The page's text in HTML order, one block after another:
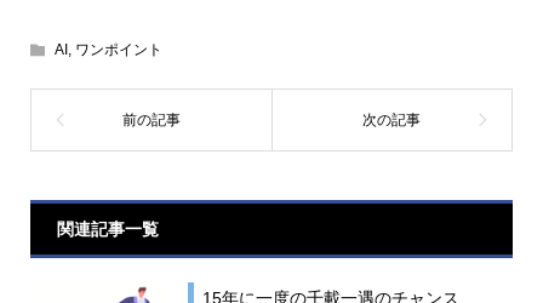
AI , ワンポイント
関連記事一覧
15年に一度の千載一遇のチャンス